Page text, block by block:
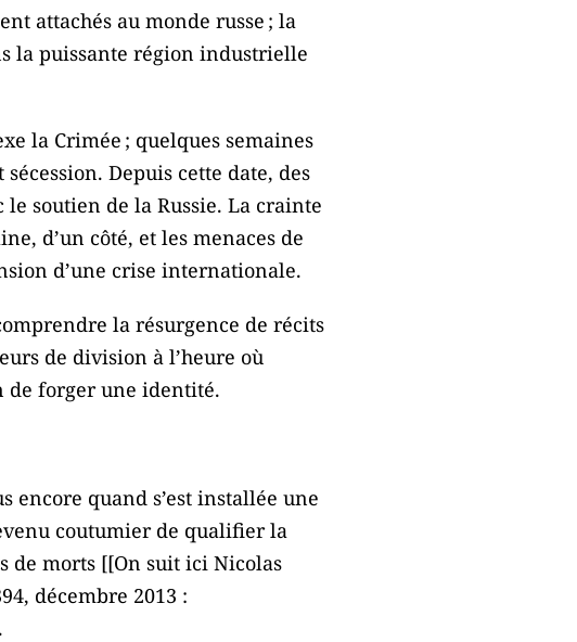
attachés au monde russe ; la
la puissante région industrielle
la Crimée ; quelques semaines
Depuis cette date, des
soutien de la Russie. La crainte
d’un côté, et les menaces de
d’une crise internationale.
la résurgence de récits
de division à l’heure où
de forger une identité.
encore quand s’est installée une
coutumier de qualifier la
morts [[On suit ici Nicolas
décembre 2013 :